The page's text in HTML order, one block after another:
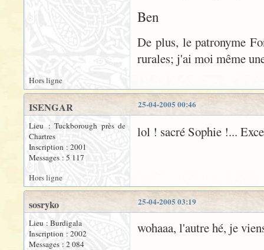
Ben
De plus, le patronyme
rurales; j'ai moi même
Hors ligne
25-04-2005 00:46
ISENGAR
Lieu : Tuckborough près de
Chartres
Inscription : 2001
Messages : 5 117
lol ! sacré Sophie !...
Hors ligne
25-04-2005 03:19
sosryko
Lieu : Burdigala
Inscription : 2002
Messages : 2 084
wohaaa, l'autre hé, je